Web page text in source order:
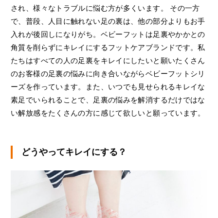
され、様々なトラブルに悩む方が多くいます。 その一方
で、普段、人目に触れない足の裏は、他の部分よりもお手
入れが後回しになりがち。ベビーフットは足裏やかかとの
角質を削らずにキレイにするフットケアブランドです。私
たちはすべての人の足裏をキレイにしたいと願いたくさん
のお客様の足裏の悩みに向き合いながらベビーフットシリ
ーズを作っています。また、いつでも見せられるキレイな
素足でいられることで、足裏の悩みを解消するだけではな
い解放感をたくさんの方に感じて欲しいと願っています。
どうやってキレイにする？